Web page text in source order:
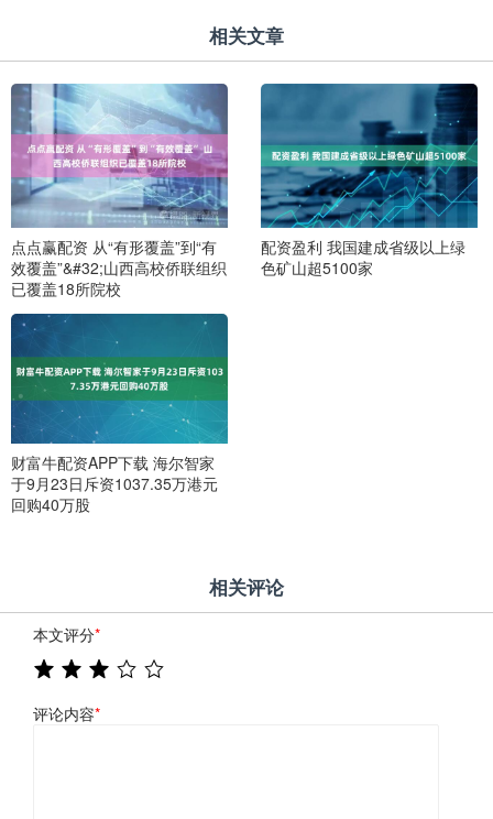
相关文章
点点赢配资 从“有形覆盖”到“有
效覆盖”&#32;山西高校侨联组织
已覆盖18所院校
配资盈利 我国建成省级以上绿
色矿山超5100家
财富牛配资APP下载 海尔智家
于9月23日斥资1037.35万港元
回购40万股
相关评论
本文评分*
评论内容*